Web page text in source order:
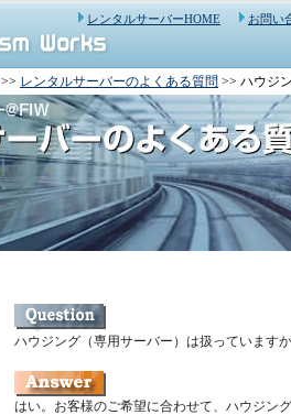
レンタルサーバーHOME お問い
>> レンタルサーバーのよくある質問 >> ハウジ
ハウジング（専用サーバー）は扱っています
はい。お客様のご希望に合わせて、ハウジン